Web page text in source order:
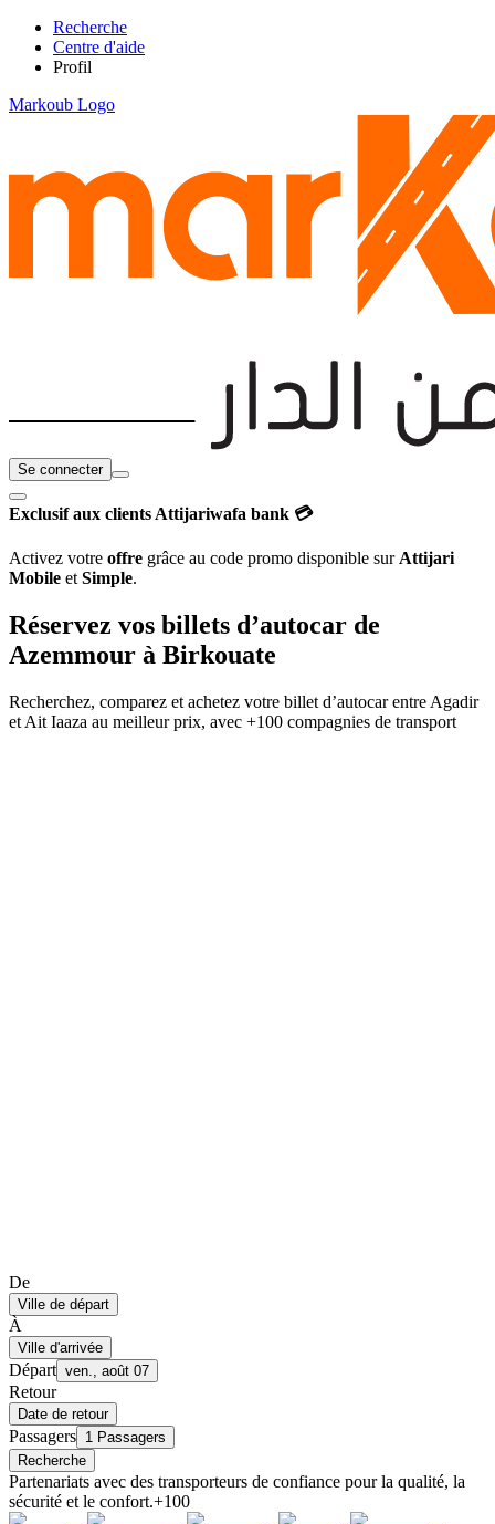
Recherche
Centre d'aide
Profil
Markoub Logo
Se connecter
Exclusif aux clients Attijariwafa bank 💳
Activez votre offre grâce au code promo disponible sur Attijari
Mobile et Simple.
Réservez vos billets d’autocar de
Azemmour à Birkouate
Recherchez, comparez et achetez votre billet d’autocar entre Agadir
et Ait Iaaza au meilleur prix, avec +100 compagnies de transport
De
Ville de départ
À
Ville d'arrivée
Départ ven., août 07
Retour
Date de retour
Passagers 1 Passagers
Recherche
Partenariats avec des transporteurs de confiance pour la qualité, la
sécurité et le confort.+100